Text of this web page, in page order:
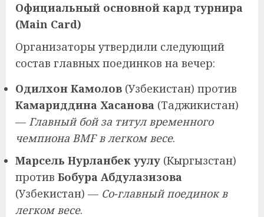
Официальный основной кард турнира
(Main Card)
Организаторы утвердили следующий
состав главных поединков на вечер:
Одилхон Камолов (Узбекистан) против
Камариддина Хасанова (Таджикистан)
— Главный бой за титул временного
чемпиона BMF в легком весе.
Марсель Нурланбек уулу (Кыргызстан)
против Бобура Абдулазизова
(Узбекистан) — Со-главный поединок в
легком весе.